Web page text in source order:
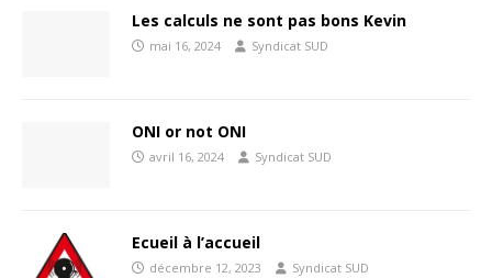
Les calculs ne sont pas bons Kevin
mai 16, 2024 Syndicat SUD
ONI or not ONI
avril 16, 2024 Syndicat SUD
Ecueil à l’accueil
décembre 12, 2023 Syndicat SUD